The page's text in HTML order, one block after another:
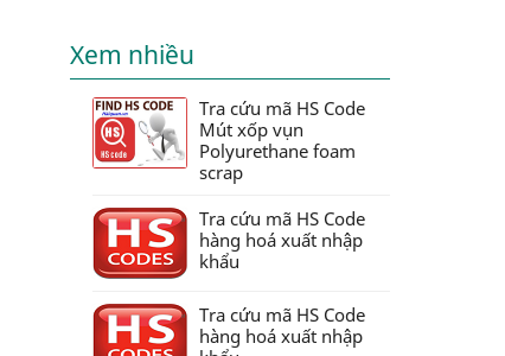
Xem nhiều
Tra cứu mã HS Code
Mút xốp vụn
Polyurethane foam
scrap
Tra cứu mã HS Code
hàng hoá xuất nhập
khẩu
Tra cứu mã HS Code
hàng hoá xuất nhập